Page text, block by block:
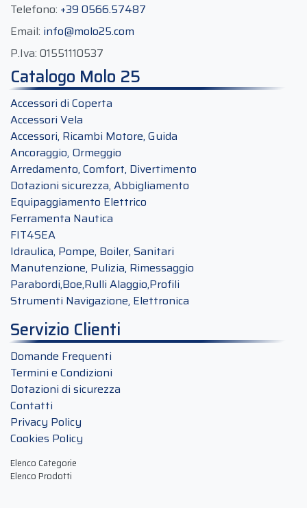
Telefono: +39 0566.57487
Email: info@molo25.com
P.Iva: 01551110537
Catalogo Molo 25
Accessori di Coperta
Accessori Vela
Accessori, Ricambi Motore, Guida
Ancoraggio, Ormeggio
Arredamento, Comfort, Divertimento
Dotazioni sicurezza, Abbigliamento
Equipaggiamento Elettrico
Ferramenta Nautica
FIT4SEA
Idraulica, Pompe, Boiler, Sanitari
Manutenzione, Pulizia, Rimessaggio
Parabordi,Boe,Rulli Alaggio,Profili
Strumenti Navigazione, Elettronica
Servizio Clienti
Domande Frequenti
Termini e Condizioni
Dotazioni di sicurezza
Contatti
Privacy Policy
Cookies Policy
Elenco Categorie
Elenco Prodotti